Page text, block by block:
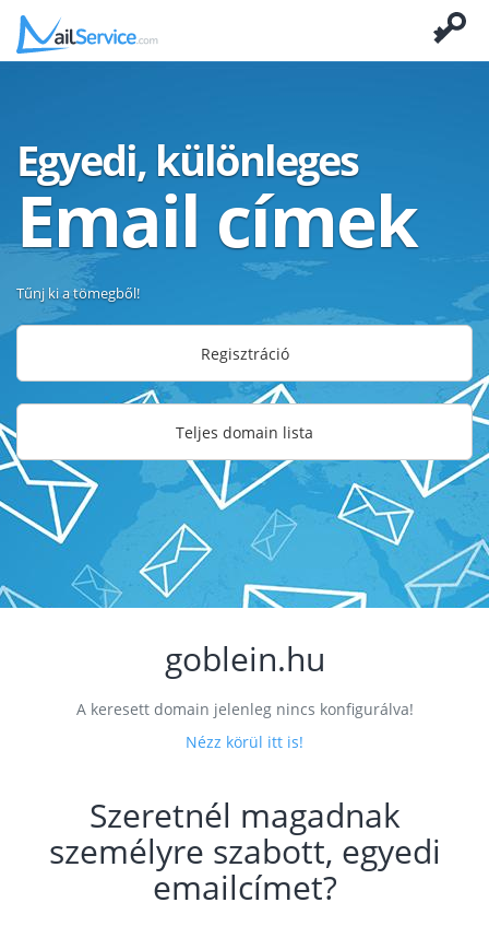
Egyedi, különleges
Email címek
Tűnj ki a tömegből!
Regisztráció
Teljes domain lista
goblein.hu
A keresett domain jelenleg nincs konfigurálva!
Nézz körül itt is!
Szeretnél magadnak
személyre szabott, egyedi
emailcímet?